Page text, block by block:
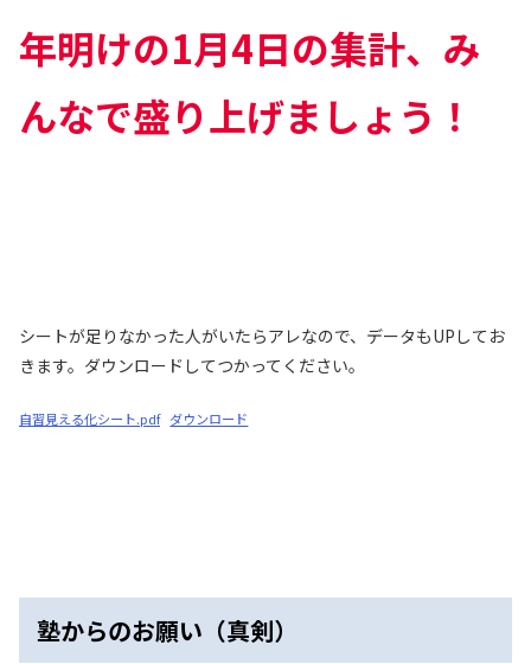
年明けの1月4日の集計、み
んなで盛り上げましょう！
シートが足りなかった人がいたらアレなので、データもUPしてお
きます。ダウンロードしてつかってください。
自習見える化シート.pdf ダウンロード
塾からのお願い（真剣）